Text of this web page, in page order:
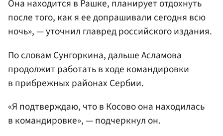
Она находится в Рашке, планирует отдохнуть
после того, как я ее допрашивали сегодня всю
ночь», — уточнил главред российского издания.
По словам Сунгоркина, дальше Асламова
продолжит работать в ходе командировки
в прибрежных районах Сербии.
«Я подтверждаю, что в Косово она находилась
в командировке», — подчеркнул он.